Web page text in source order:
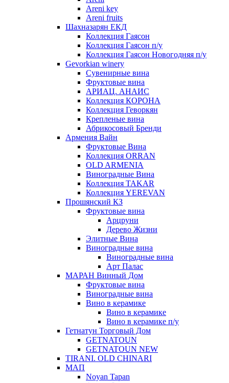
Areni key
Areni fruits
Шахназарян ЕКД
Коллекция Гаясон
Коллекция Гаясон п/у
Коллекция Гаясон Новогодняя п/у
Gevorkian winery
Сувенирные вина
Фруктовые вина
АРИАЦ. АНАИС
Коллекция КОРОНА
Коллекция Геворкян
Крепленые вина
Абрикосовый Бренди
Армения Вайн
Фруктовые Вина
Коллекция ORRAN
OLD ARMENIA
Виноградные Вина
Коллекция TAKAR
Коллекция YEREVAN
Прошянский КЗ
Фруктовые вина
Арцруни
Дерево Жизни
Элитные Вина
Виноградные вина
Виноградные вина
Арт Палас
МАРАН Винный Дом
Фруктовые вина
Виноградные вина
Вино в керамике
Вино в керамике
Вино в керамике п/у
Гетнатун Торговый Дом
GETNATOUN
GETNATOUN NEW
TIRANI. OLD CHINARI
МАП
Noyan Tapan